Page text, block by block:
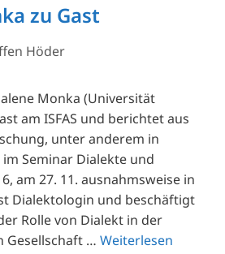
zu Gast
Höder
Monka (Universität
am ISFAS und berichtet aus
unter anderem in
Seminar Dialekte und
am 27. 11. ausnahmsweise in
Dialektologin und beschäftigt
Rolle von Dialekt in der
Gesellschaft … Weiterlesen